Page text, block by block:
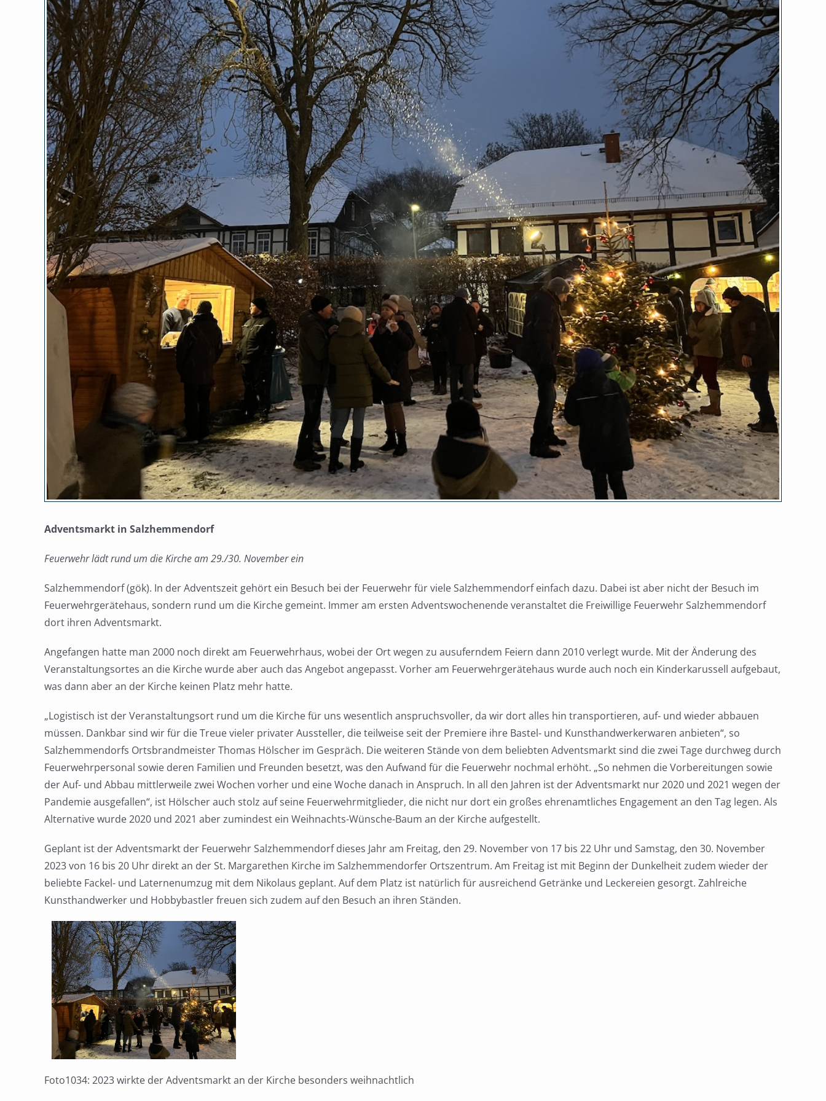
Adventsmarkt in Salzhemmendorf
Feuerwehr lädt rund um die Kirche am 29./30. November ein
Salzhemmendorf (gök). In der Adventszeit gehört ein Besuch bei der Feuerwehr für viele Salzhemmendorf einfach dazu. Dabei ist aber nicht der Besuch im
Feuerwehrgerätehaus, sondern rund um die Kirche gemeint. Immer am ersten Adventswochenende veranstaltet die Freiwillige Feuerwehr Salzhemmendorf
dort ihren Adventsmarkt.
Angefangen hatte man 2000 noch direkt am Feuerwehrhaus, wobei der Ort wegen zu ausuferndem Feiern dann 2010 verlegt wurde. Mit der Änderung des
Veranstaltungsortes an die Kirche wurde aber auch das Angebot angepasst. Vorher am Feuerwehrgerätehaus wurde auch noch ein Kinderkarussell aufgebaut,
was dann aber an der Kirche keinen Platz mehr hatte.
„Logistisch ist der Veranstaltungsort rund um die Kirche für uns wesentlich anspruchsvoller, da wir dort alles hin transportieren, auf- und wieder abbauen
müssen. Dankbar sind wir für die Treue vieler privater Aussteller, die teilweise seit der Premiere ihre Bastel- und Kunsthandwerkerwaren anbieten“, so
Salzhemmendorfs Ortsbrandmeister Thomas Hölscher im Gespräch. Die weiteren Stände von dem beliebten Adventsmarkt sind die zwei Tage durchweg durch
Feuerwehrpersonal sowie deren Familien und Freunden besetzt, was den Aufwand für die Feuerwehr nochmal erhöht. „So nehmen die Vorbereitungen sowie
der Auf- und Abbau mittlerweile zwei Wochen vorher und eine Woche danach in Anspruch. In all den Jahren ist der Adventsmarkt nur 2020 und 2021 wegen der
Pandemie ausgefallen“, ist Hölscher auch stolz auf seine Feuerwehrmitglieder, die nicht nur dort ein großes ehrenamtliches Engagement an den Tag legen. Als
Alternative wurde 2020 und 2021 aber zumindest ein Weihnachts-Wünsche-Baum an der Kirche aufgestellt.
Geplant ist der Adventsmarkt der Feuerwehr Salzhemmendorf dieses Jahr am Freitag, den 29. November von 17 bis 22 Uhr und Samstag, den 30. November
2023 von 16 bis 20 Uhr direkt an der St. Margarethen Kirche im Salzhemmendorfer Ortszentrum. Am Freitag ist mit Beginn der Dunkelheit zudem wieder der
beliebte Fackel- und Laternenumzug mit dem Nikolaus geplant. Auf dem Platz ist natürlich für ausreichend Getränke und Leckereien gesorgt. Zahlreiche
Kunsthandwerker und Hobbybastler freuen sich zudem auf den Besuch an ihren Ständen.
Foto1034: 2023 wirkte der Adventsmarkt an der Kirche besonders weihnachtlich